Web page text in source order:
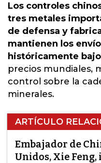
Los controles
tres metales
de defensa y
mantienen los
históricamente
precios mundiales,
control sobre la
minerales.
ARTÍCULO
Embajador de
Unidos, Xie